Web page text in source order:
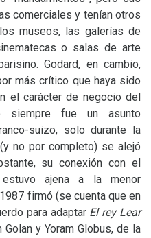
comerciales y tenían otros
museos, las galerías de
o salas de arte
Godard, en cambio,
más crítico que haya sido
el carácter de negocio del
siempre fue un asunto
suizo, solo durante la
no por completo) se alejó
su conexión con el
ajena a la menor
firmó (se cuenta que en
para adaptar El rey Lear
y Yoram Globus, de la